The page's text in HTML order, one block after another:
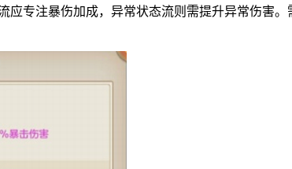
应专注暴伤加成，异常状态流则需提升异常伤害